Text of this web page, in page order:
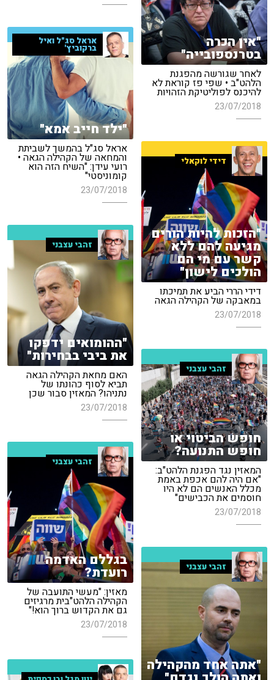
"אין הכרה
בטרנספובייה"
לאחר שגורשה מהפגנת
הלהט"ב • שפי פז קוראת לא
להיכנס לפוליטיקת הזהויות
23/07/2018
אראל סג"ל ואיל
ברקוביץ'
"ילד חייב אמא"
אראל סג"ל בהמשך לשביתת
והמחאה של הקהילה הגאה •
רועי עידן: "השיח הזה הוא
קומוניסטי"
23/07/2018
דידי לוקאלי
"הזכות להיות הורים
מגיעה להם ללא
קשר עם מי הם
הולכים לישון"
דידי הררי הביע את תמיכתו
במאבקה של הקהילה הגאה
23/07/2018
זהבי עצבני
"ההומואים ידפקו
את ביבי בבחירות"
האם מחאת הקהילה הגאה
תביא לסוף כהונתו של
נתניהו? המאזין סבור שכן
23/07/2018
זהבי עצבני
חופש הביטוי או
חופש התנועה?
המאזין נגד הפגנת הלהט"ב:
"אם היה להם אכפת באמת
מכלל האנשים הם לא היו
חוסמים את הכבישים"
23/07/2018
זהבי עצבני
בגללם האדמה
רועדת?
מאזין: "מעשי התועבה של
הקהילה הלהט"בית מרגיזים
גם את הקדוש ברוך הוא!"
23/07/2018
זהבי עצבני
"אתה אחד מהקהילה